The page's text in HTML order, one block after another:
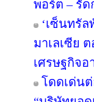
พอร์ต – รั
‘เซ็นทรั
มาเลเซีย
เศรษฐกิจอ
โดดเด่น